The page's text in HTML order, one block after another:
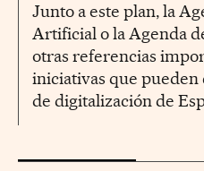
Junto a este plan, la
Artificial o la Agenda
otras referencias
iniciativas que
de digitalización de